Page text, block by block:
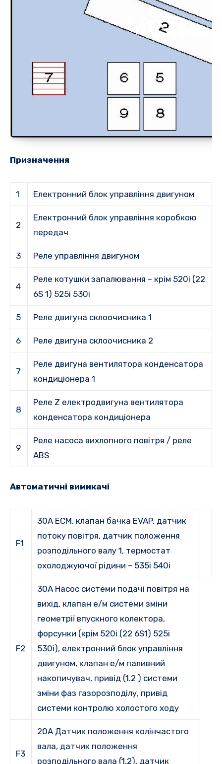
Призначення
1 Електронний блок управління двигуном
2
Електронний блок управління коробкою
передач
3 Реле управління двигуном
4
Реле котушки запалювання – крім 520i (22
6S 1) 525i 530i
5 Реле двигуна склоочисника 1
6 Реле двигуна склоочисника 2
7
Реле двигуна вентилятора конденсатора
кондиціонера 1
8
Реле Z електродвигуна вентилятора
конденсатора кондиціонера
9
Реле насоса вихлопного повітря / реле
ABS
Автоматичні вимикачі
F1
30A ECM, клапан бачка EVAP, датчик
потоку повітря, датчик положення
розподільного валу 1, термостат
охолоджуючої рідини – 535i 540i
F2
30А Насос системи подачі повітря на
вихід, клапан е/м системи зміни
геометрії впускного колектора,
форсунки (крім 520i (22 6S1) 525i
530i), електронний блок управління
двигуном, клапан е/м паливний
накопичувач, привід (1.2 ) системи
зміни фаз газорозподілу, привід
системи контролю холостого ходу
F3
20A Датчик положення колінчастого
вала, датчик положення
розподільного вала (1,2), датчик